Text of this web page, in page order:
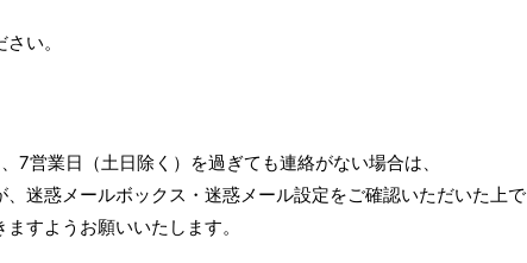
い。
7営業日（土日除く）を過ぎても連絡がない場合は、
、迷惑メールボックス・迷惑メール設定をご確認いただいた上で
すようお願いいたします。